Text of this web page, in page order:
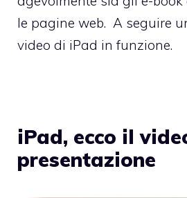
le pagine web. A seguire
video di iPad in funzione.
iPad, ecco il
presentazione